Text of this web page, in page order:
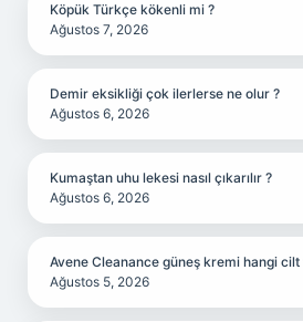
Köpük Türkçe kökenli mi ?
Ağustos 7, 2026
Demir eksikliği çok ilerlerse ne olur ?
Ağustos 6, 2026
Kumaştan uhu lekesi nasıl çıkarılır ?
Ağustos 6, 2026
Avene Cleanance güneş kremi hangi
Ağustos 5, 2026